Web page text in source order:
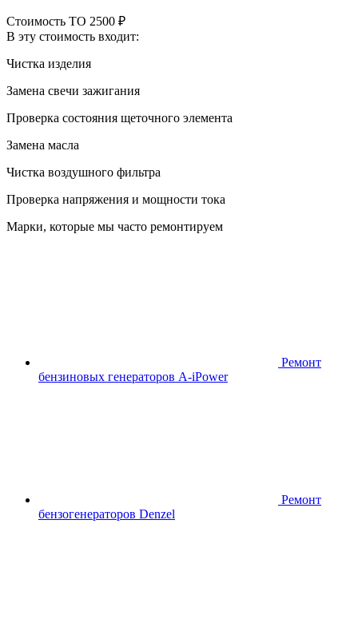
Стоимость ТО 2500 ₽
В эту стоимость входит:
Чистка изделия
Замена свечи зажигания
Проверка состояния щеточного элемента
Замена масла
Чистка воздушного фильтра
Проверка напряжения и мощности тока
Марки, которые мы часто ремонтируем
Ремонт
бензиновых генераторов A-iPower
Ремонт
бензогенераторов Denzel